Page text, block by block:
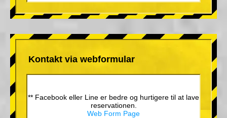
Kontakt via webformular
** Facebook eller Line er bedre og hurtigere til at lave
reservationen.
Web Form Page